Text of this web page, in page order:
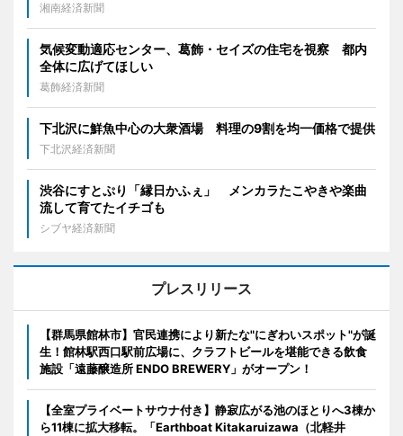
湘南経済新聞
気候変動適応センター、葛飾・セイズの住宅を視察 都内
全体に広げてほしい
葛飾経済新聞
下北沢に鮮魚中心の大衆酒場 料理の9割を均一価格で提供
下北沢経済新聞
渋谷にすとぷり「縁日かふぇ」 メンカラたこやきや楽曲
流して育てたイチゴも
シブヤ経済新聞
プレスリリース
【群馬県館林市】官民連携により新たな"にぎわいスポット"が誕
生！館林駅西口駅前広場に、クラフトビールを堪能できる飲食
施設「遠藤醸造所 ENDO BREWERY」がオープン！
【全室プライベートサウナ付き】静寂広がる池のほとりへ3棟か
ら11棟に拡大移転。「Earthboat Kitakaruizawa（北軽井